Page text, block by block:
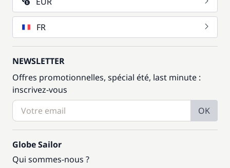
FR
NEWSLETTER
Offres promotionnelles, spécial été, last minute :
inscrivez-vous
OK
Globe Sailor
Qui sommes-nous ?